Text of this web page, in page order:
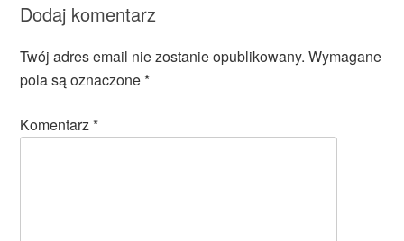
Dodaj komentarz
Twój adres email nie zostanie opublikowany. Wymagane
pola są oznaczone*
Komentarz*